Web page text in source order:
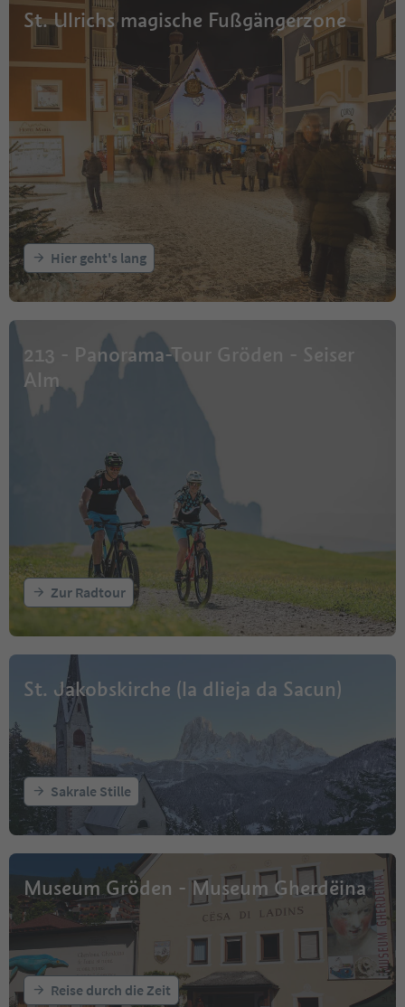
St. Ulrichs magische Fußgängerzone
Hier geht's lang
213 - Panorama-Tour Gröden - Seiser
Alm
Zur Radtour
St. Jakobskirche (la dlieja da Sacun)
Sakrale Stille
Museum Gröden - Museum Gherdëina
Reise durch die Zeit